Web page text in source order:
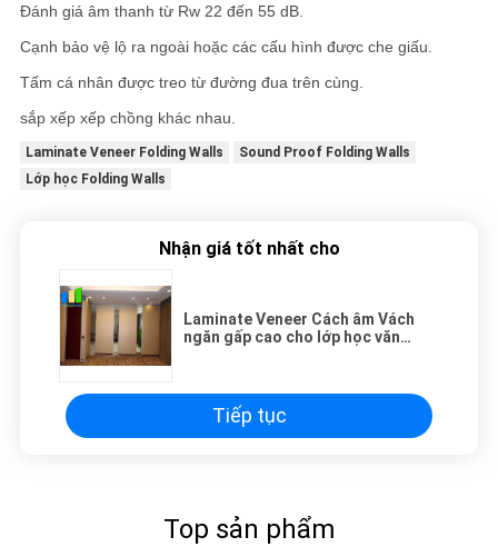
Đánh giá âm thanh từ Rw 22 đến 55 dB.
Cạnh bảo vệ lộ ra ngoài hoặc các cấu hình được che giấu.
Tấm cá nhân được treo từ đường đua trên cùng.
sắp xếp xếp chồng khác nhau.
Laminate Veneer Folding Walls
Sound Proof Folding Walls
Lớp học Folding Walls
Nhận giá tốt nhất cho
Laminate Veneer Cách âm Vách
ngăn gấp cao cho lớp học văn
Tiếp tục
Top sản phẩm